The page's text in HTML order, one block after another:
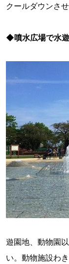
クールダウンさ
◆噴水広場で水
遊園地、動物園
い。動物施設わ